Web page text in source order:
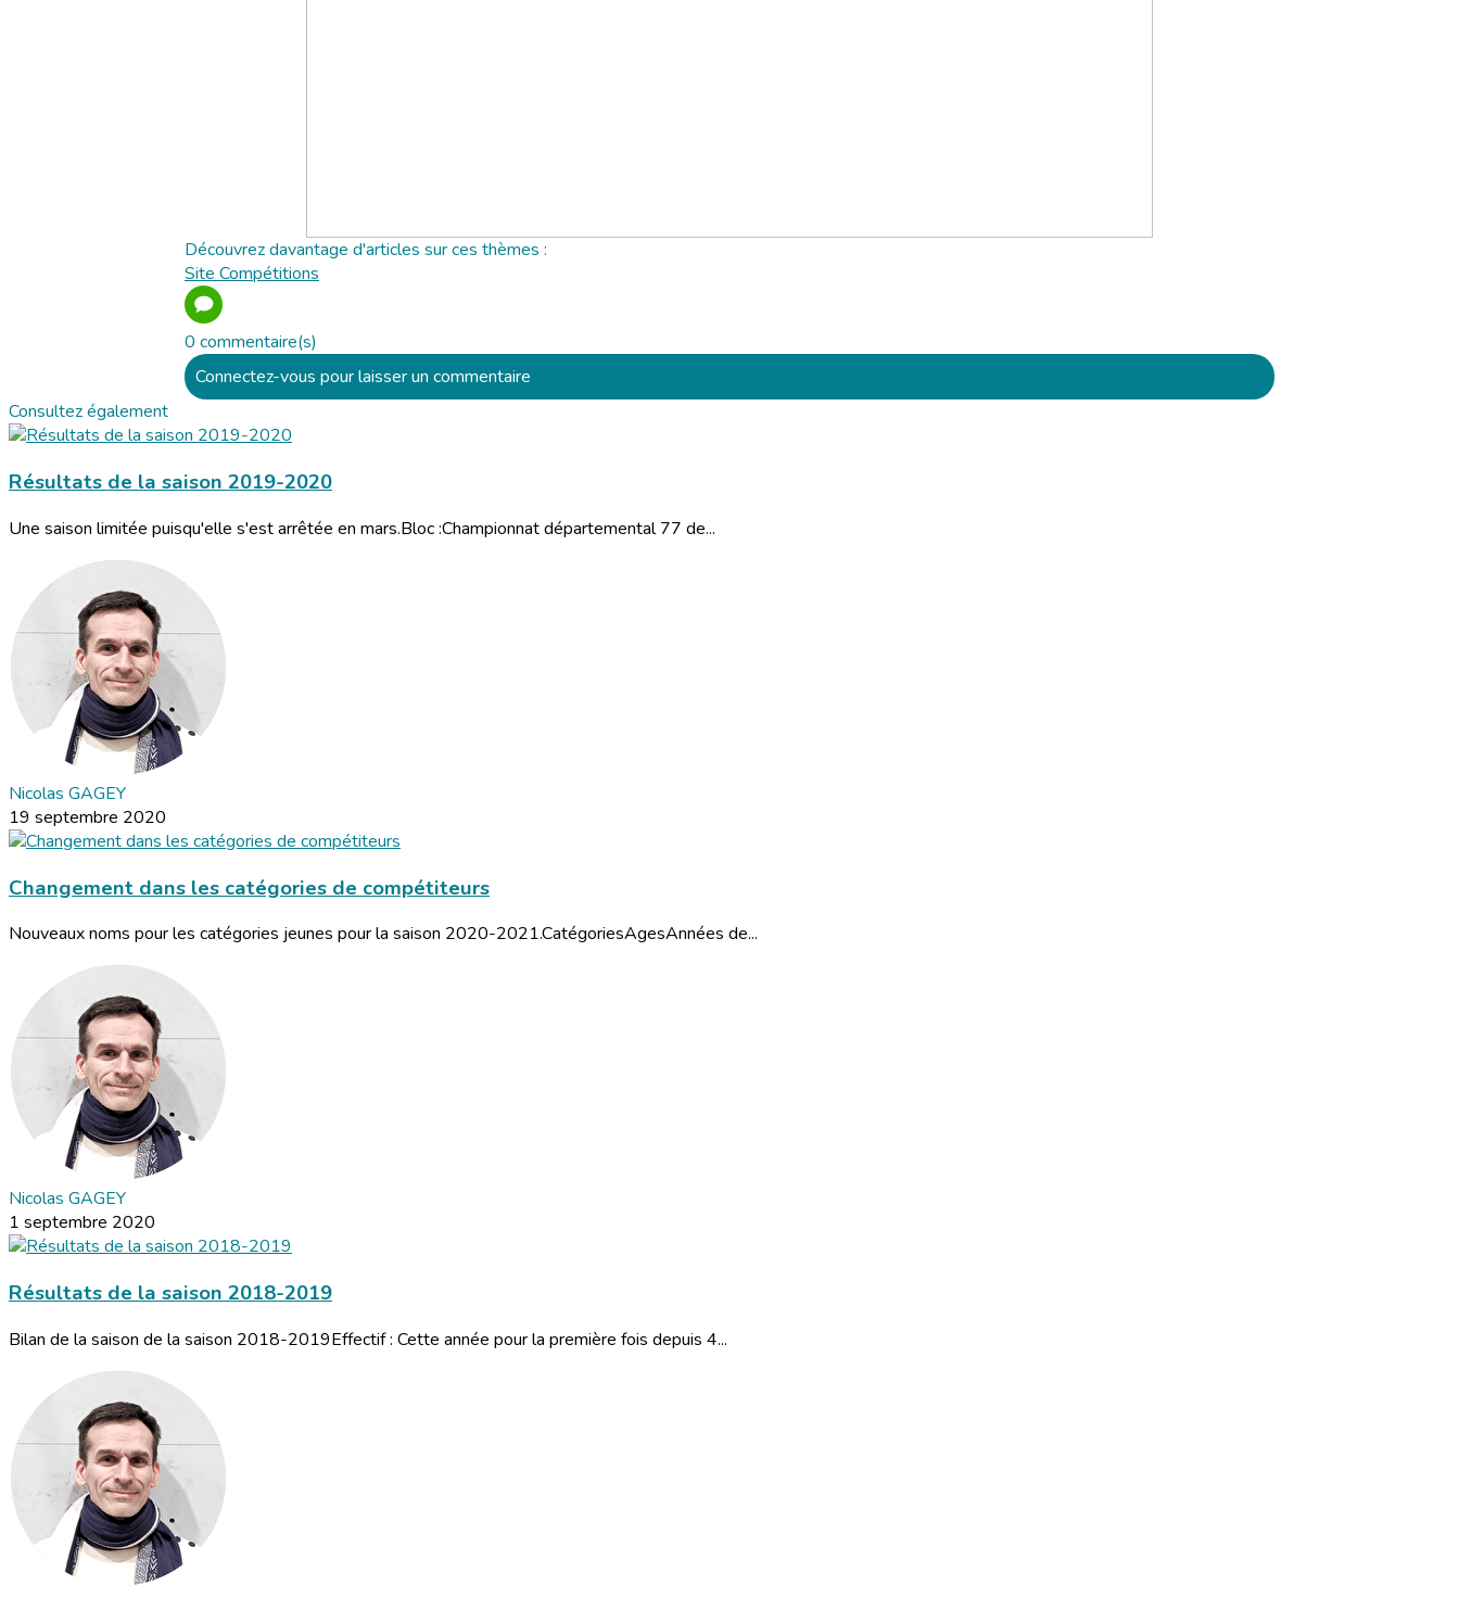
Découvrez davantage d'articles sur ces thèmes :
SiteCompétitions
0 commentaire(s)
Connectez-vous pour laisser un commentaire
Consultez également
Résultats de la saison 2019-2020
Une saison limitée puisqu'elle s'est arrêtée en mars.Bloc :Championnat départemental 77 de...
Nicolas GAGEY
19 septembre 2020
Changement dans les catégories de compétiteurs
Nouveaux noms pour les catégories jeunes pour la saison 2020-2021.CatégoriesAgesAnnées de...
Nicolas GAGEY
1 septembre 2020
Résultats de la saison 2018-2019
Bilan de la saison de la saison 2018-2019Effectif : Cette année pour la première fois depuis 4...